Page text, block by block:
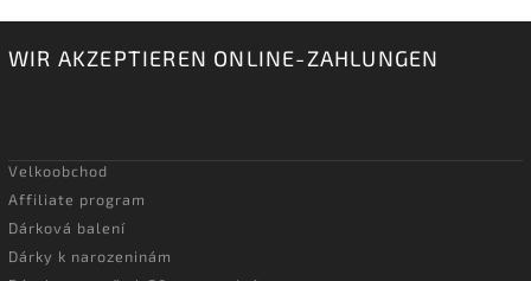
WIR AKZEPTIEREN ONLINE-ZAHLUNGEN
Velkoobchod
Affiliate program
Dárková balení
Dárky k narozeninám